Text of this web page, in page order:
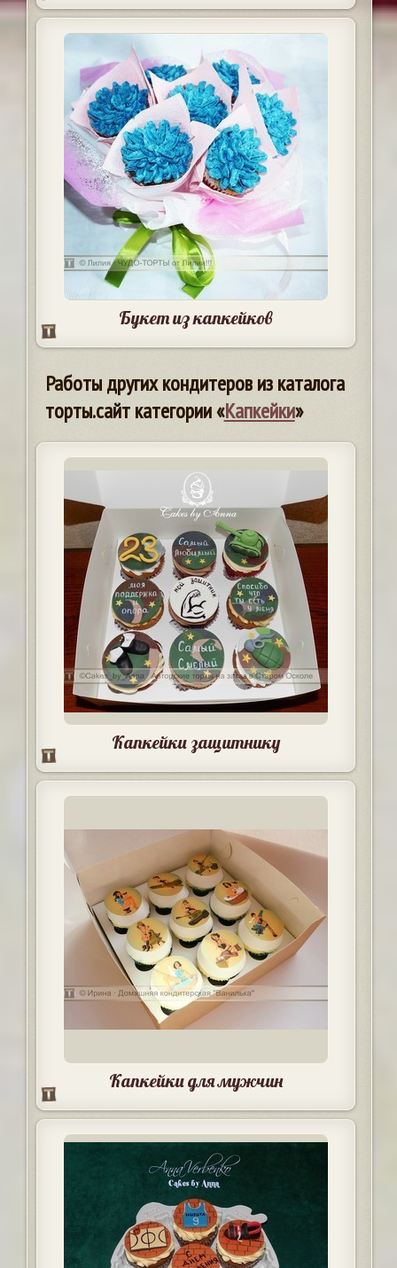
Букет из капкейков
Работы других кондитеров из каталога
торты.сайт категории «Капкейки»
Капкейки защитнику
Капкейки для мужчин